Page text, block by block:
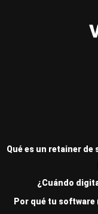
Qué es un retainer de
¿Cuándo
Por qué tu